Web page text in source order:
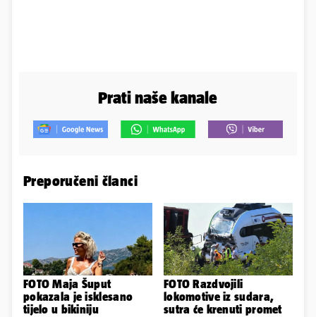
Prati naše kanale
Preporučeni članci
FOTO Maja Šuput
pokazala je isklesano
tijelo u bikiniju
FOTO Razdvojili
lokomotive iz sudara,
sutra će krenuti promet